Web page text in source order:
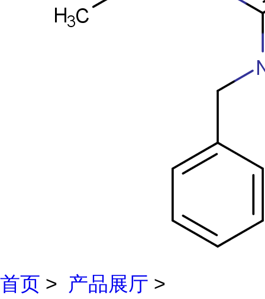
首页 > 产品展厅 >